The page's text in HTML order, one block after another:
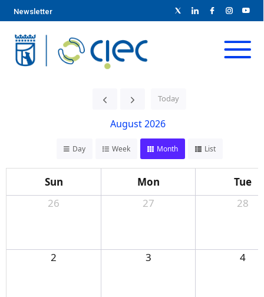
Newsletter
Today
August 2026
Day Week Month List
Sun Mon
Tue
26
27 28
2 3 4